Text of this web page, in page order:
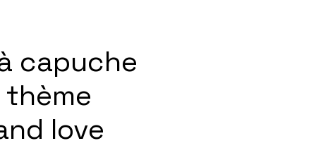
capuche
love